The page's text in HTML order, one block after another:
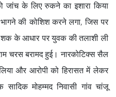
जांच के लिए रुकने का इशारा किया
की कोशिश करने लगा, जिस पर
के आधार पर युवक की तलाशी ली
चरस बरामद हुई। नारकोटिक्स सैल
और आरोपी को हिरासत में लेकर
सादिक मोहम्मद निवासी गांव चांजू